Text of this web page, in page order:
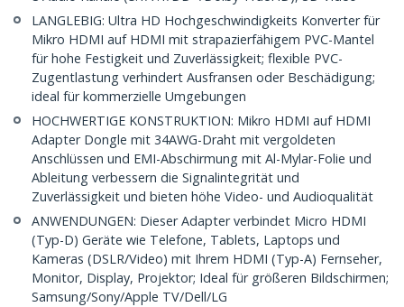
LANGLEBIG: Ultra HD Hochgeschwindigkeits Konverter für
Mikro HDMI auf HDMI mit strapazierfähigem PVC-Mantel
für hohe Festigkeit und Zuverlässigkeit; flexible PVC-
Zugentlastung verhindert Ausfransen oder Beschädigung;
ideal für kommerzielle Umgebungen
HOCHWERTIGE KONSTRUKTION: Mikro HDMI auf HDMI
Adapter Dongle mit 34AWG-Draht mit vergoldeten
Anschlüssen und EMI-Abschirmung mit Al-Mylar-Folie und
Ableitung verbessern die Signalintegrität und
Zuverlässigkeit und bieten höhe Video- und Audioqualität
ANWENDUNGEN: Dieser Adapter verbindet Micro HDMI
(Typ-D) Geräte wie Telefone, Tablets, Laptops und
Kameras (DSLR/Video) mit Ihrem HDMI (Typ-A) Fernseher,
Monitor, Display, Projektor; Ideal für größeren Bildschirmen;
Samsung/Sony/Apple TV/Dell/LG